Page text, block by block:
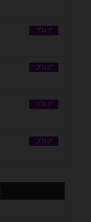
ブログ
ブログ
ブログ
ブログ